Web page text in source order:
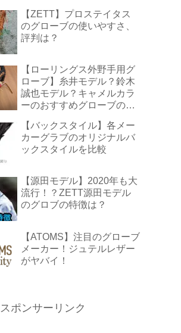
【ZETT】プロステイタス
のグローブの使いやすさ、
評判は？
【ローリングス外野手用グ
ローブ】糸井モデル？鈴木
誠也モデル？キャメルカラ
ーのおすすめグローブのレ
【バックスタイル】各メー
カーグラブのオリジナルバ
ックスタイルを比較
【源田モデル】2020年も大
流行！？ZETT源田モデル
のグロブの特徴は？
【ATOMS】注目のグローブ
メーカー！ジュテルレザー
がヤバイ！
スポンサーリンク